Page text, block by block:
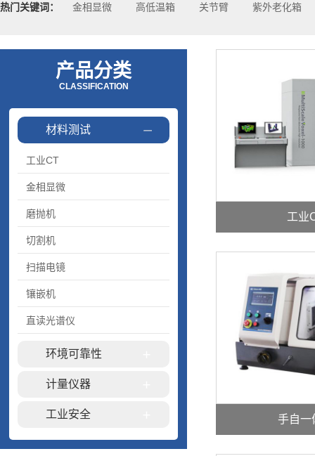
热门关键词： 金相显微 高低温箱 关节臂 紫外老化箱
产品分类
CLASSIFICATION
材料测试
工业CT
金相显微
磨抛机
切割机
扫描电镜
镶嵌机
直读光谱仪
环境可靠性
计量仪器
工业安全
工业
手自一